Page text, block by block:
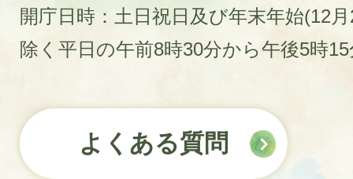
開庁日時：土日祝日及び年末年始(12
除く平日の午前8時30分から午後5時
よくある質問